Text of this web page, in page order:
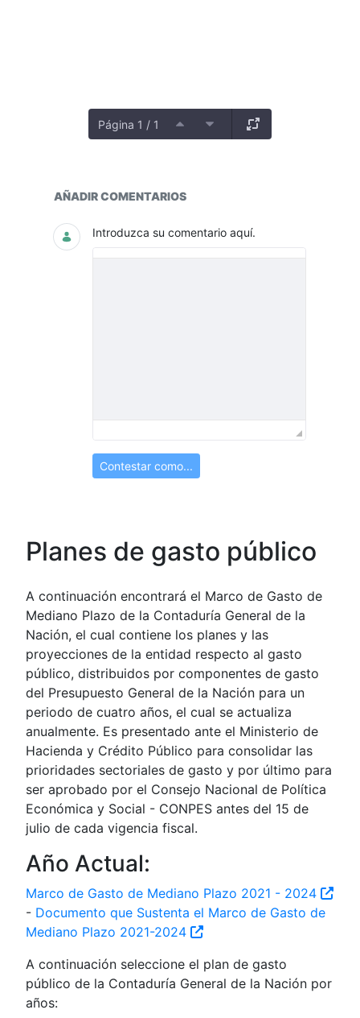
Página 1 / 1
EJECUCIÓN PRESUPUESTAL
AÑADIR COMENTARIOS
Introduzca su comentario aquí.
Contestar como...
Planes de gasto público
A continuación encontrará el Marco de Gasto de
Mediano Plazo de la Contaduría General de la
Nación, el cual contiene los planes y las
proyecciones de la entidad respecto al gasto
público, distribuidos por componentes de gasto
del Presupuesto General de la Nación para un
periodo de cuatro años, el cual se actualiza
anualmente. Es presentado ante el Ministerio de
Hacienda y Crédito Público para consolidar las
prioridades sectoriales de gasto y por último para
ser aprobado por el Consejo Nacional de Política
Económica y Social - CONPES antes del 15 de
julio de cada vigencia fiscal.
Año Actual:
Marco de Gasto de Mediano Plazo 2021 - 2024
- Documento que Sustenta el Marco de Gasto de
Mediano Plazo 2021-2024
A continuación seleccione el plan de gasto
público de la Contaduría General de la Nación por
años: